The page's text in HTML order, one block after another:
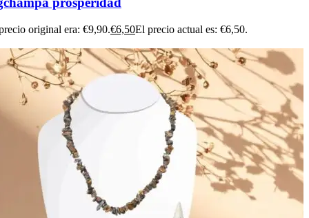
original era: €9,90.€6,50El precio actual es: €6,50.